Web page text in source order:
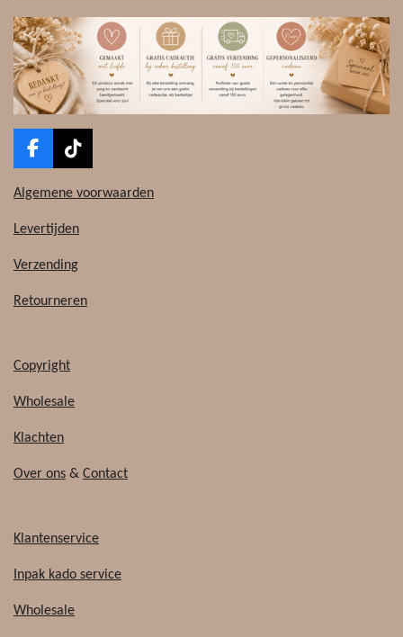
F
c
b
o
T
k
o
Algemene voorwaarden
Levertijden
Verzending
Retourneren
Copyright
Wholesale
Klachten
Over ons & Contact
Klantenservice
Inpak kado service
Wholesale